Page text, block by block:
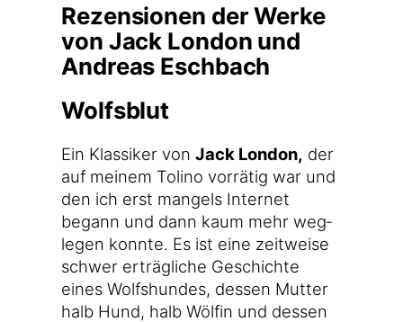
Rezensionen der Werke
von Jack London und
Andreas Eschbach
Wolfsblut
Ein Klas­si­ker von Jack Lon­don, der
auf mei­nem Toli­no vor­rä­tig war und
den ich erst man­gels Inter­net
begann und dann kaum mehr weg­
le­gen konn­te. Es ist eine zeit­wei­se
schwer erträg­li­che Geschich­te
eines Wolfs­hun­des, des­sen Mut­ter
halb Hund, halb Wöl­fin und des­sen